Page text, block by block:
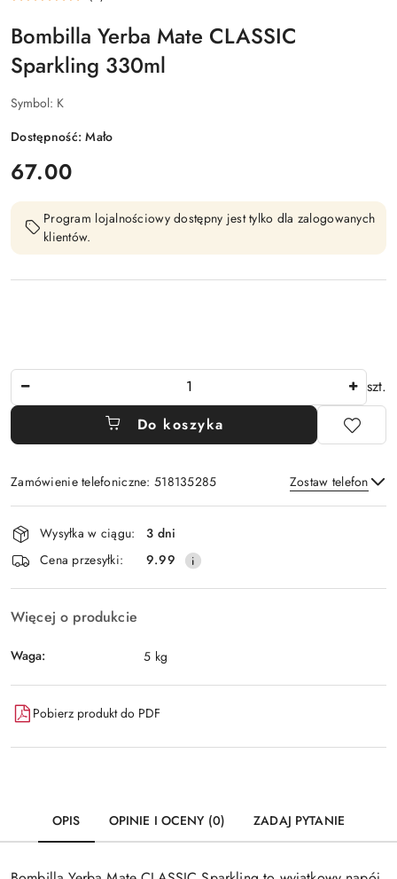
Bombilla Yerba Mate CLASSIC
Sparkling 330ml
Symbol: K
Dostępność:Mało
cena:
67.00
Program lojalnościowy dostępny jest tylko dla zalogowanych
klientów.
szt.
Do koszyka
Zamówienie telefoniczne: 518135285 Zostaw telefon
Wyślij
Dostępność
i
dostawa
Wysyłka w ciągu:
3 dni
Cena przesyłki:
9.99
Więcej o produkcie
Waga: 5 kg
Pobierz produkt do PDF
OPIS OPINIE I OCENY (0) ZADAJ PYTANIE